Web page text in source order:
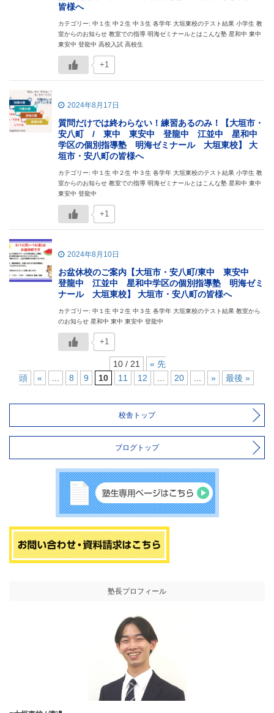
皆様へ
カテゴリー: 中１生 中２生 中３生 各学年 大垣東校のテスト結果 小学生 教
室からのお知らせ 教室での指導 明海ゼミナールとはこんな塾 星和中 東中
東安中 登龍中 高校入試 高校生
+1
2024年8月17日
質問だけでは終わらない！練習あるのみ！【大垣市・
安八町 / 東中 東安中 登龍中 江並中 星和中
学区の個別指導塾 明海ゼミナール 大垣東校】 大
垣市・安八町の皆様へ
カテゴリー: 中１生 中２生 中３生 各学年 大垣東校のテスト結果 小学生 教
室からのお知らせ 教室での指導 明海ゼミナールとはこんな塾 星和中 東中
東安中 登龍中
+1
2024年8月10日
お盆休校のご案内【大垣市・安八町/東中 東安中
登龍中 江並中 星和中学区の個別指導塾 明海ゼミ
ナール 大垣東校】 大垣市・安八町の皆様へ
カテゴリー: 中１生 中２生 中３生 各学年 大垣東校のテスト結果 教室から
のお知らせ 星和中 東中 東安中 登龍中
+1
10 / 21
« 先
頭
« 8 9 10 11 12 20 » 最後 »
校舎トップ
ブログトップ
塾長プロフィール